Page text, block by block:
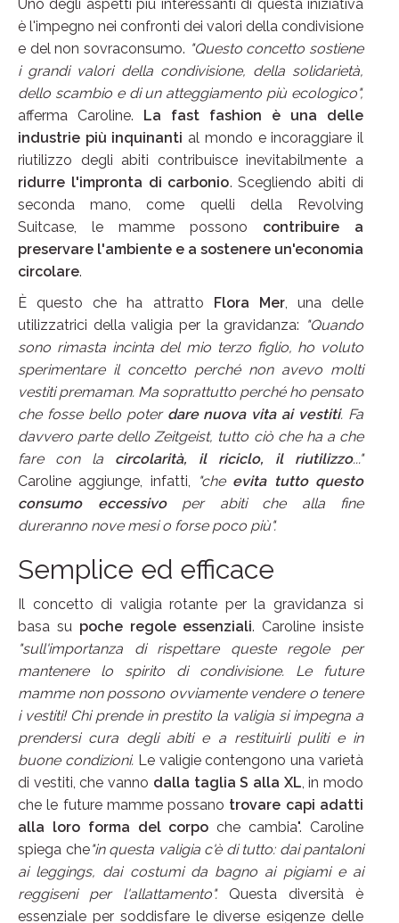
Uno degli aspetti più interessanti di questa iniziativa
è l'impegno nei confronti dei valori della condivisione
e del non sovraconsumo. "Questo concetto sostiene
i grandi valori della condivisione, della solidarietà,
dello scambio e di un atteggiamento più ecologico",
afferma Caroline. La fast fashion è una delle
industrie più inquinanti al mondo e incoraggiare il
riutilizzo degli abiti contribuisce inevitabilmente a
ridurre l'impronta di carbonio. Scegliendo abiti di
seconda mano, come quelli della Revolving
Suitcase, le mamme possono contribuire a
preservare l'ambiente e a sostenere un'economia
circolare.
È questo che ha attratto Flora Mer, una delle
utilizzatrici della valigia per la gravidanza: "Quando
sono rimasta incinta del mio terzo figlio, ho voluto
sperimentare il concetto perché non avevo molti
vestiti premaman. Ma soprattutto perché ho pensato
che fosse bello poter dare nuova vita ai vestiti. Fa
davvero parte dello Zeitgeist, tutto ciò che ha a che
fare con la circolarità, il riciclo, il riutilizzo..."
Caroline aggiunge, infatti,
"cheevita tutto questo
consumo eccessivoper abiti che alla fine
dureranno nove mesi o forse poco più".
Semplice ed efficace
Il concetto di valigia rotante per la gravidanza si
basa su poche regole essenziali. Caroline insiste
"sull'importanza di rispettare queste regole per
mantenere lo spirito di condivisione. Le future
mamme non possono ovviamente vendere o tenere
i vestiti! Chi prende in prestito la valigia si impegna a
prendersi cura degli abiti e a restituirli puliti e in
buone condizioni. Le valigie contengono una varietà
di vestiti, che vanno dalla taglia S alla XL, in modo
che le future mamme possano trovare capi adatti
alla loro forma del corpo che cambia". Caroline
spiega che"in questa valigia c'è di tutto: dai pantaloni
ai leggings, dai costumi da bagno ai pigiami e ai
reggiseni per l'allattamento".Questa diversità è
essenziale per soddisfare le diverse esigenze delle